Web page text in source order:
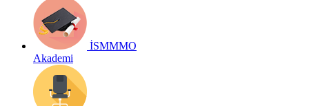
İSMMMO
Akademi